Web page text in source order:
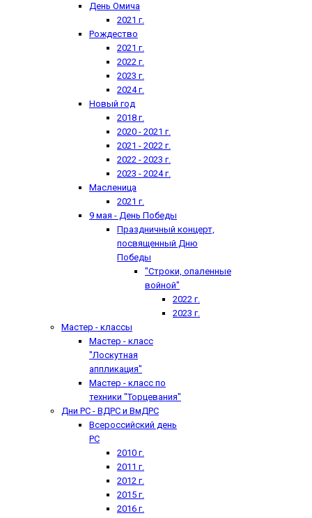
День Омича
2021 г.
Рождество
2021 г.
2022 г.
2023 г.
2024 г.
Новый год
2018 г.
2020 - 2021 г.
2021 - 2022 г.
2022 - 2023 г.
2023 - 2024 г.
Масленица
2021 г.
9 мая - День Победы
Праздничный концерт,
посвященный Дню
Победы
"Строки, опаленные
войной"
2022 г.
2023 г.
Мастер - классы
Мастер - класс
"Лоскутная
аппликация"
Мастер - класс по
техники "Торцевания"
Дни РС - ВДРС и ВмДРС
Всероссийский день
РС
2010 г.
2011 г.
2012 г.
2015 г.
2016 г.